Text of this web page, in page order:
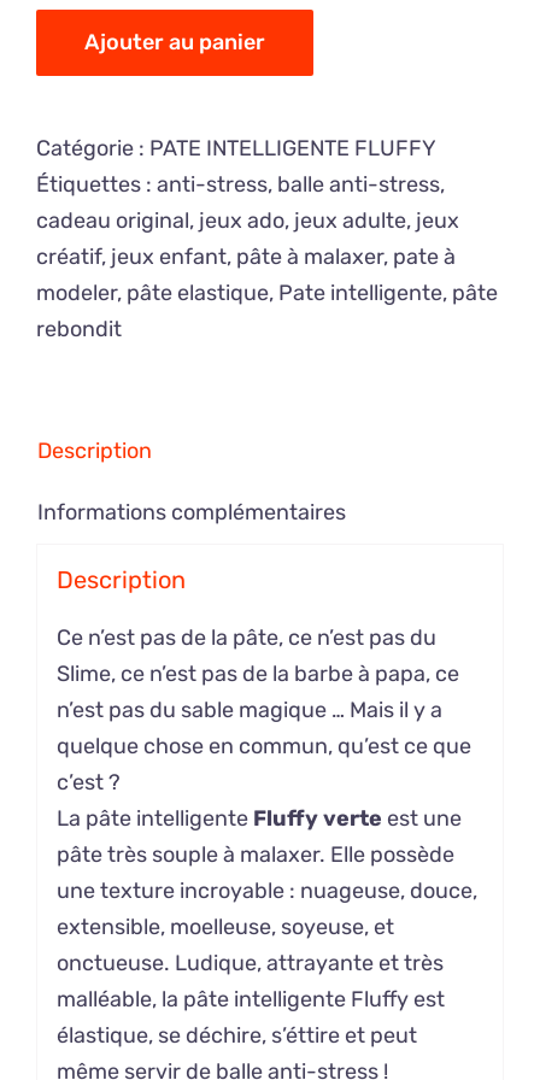
de
PATE
INTELLIGENTE
Vert
Ajouter au panier
Catégorie : PATE INTELLIGENTE FLUFFY
Étiquettes : anti-stress, balle anti-stress,
cadeau original, jeux ado, jeux adulte, jeux
créatif, jeux enfant, pâte à malaxer, pate à
modeler, pâte elastique, Pate intelligente, pâte
rebondit
Description
Informations complémentaires
Description
Ce n’est pas de la pâte, ce n’est pas du
Slime, ce n’est pas de la barbe à papa, ce
n’est pas du sable magique … Mais il y a
quelque chose en commun, qu’est ce que
c’est ?
La pâte intelligente Fluffy verte est une
pâte très souple à malaxer. Elle possède
une texture incroyable : nuageuse, douce,
extensible, moelleuse, soyeuse, et
onctueuse. Ludique, attrayante et très
malléable, la pâte intelligente Fluffy est
élastique, se déchire, s’éttire et peut
même servir de balle anti-stress !